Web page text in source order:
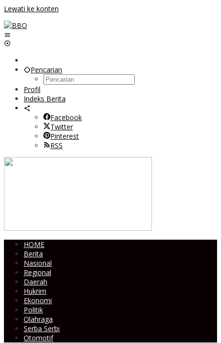
Lewati ke konten
Pencarian
Profil
Indeks Berita
Facebook
Twitter
Pinterest
RSS
HOME
Berita
Nasional
Regional
Daerah
Hukrim
Ekonomi
Politik
Olahraga
Serba Serbi
Otomotif